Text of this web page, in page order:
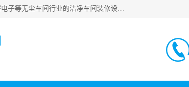
从事各种实验室、手术室、医院、食品、化妆品、制药、医疗器械、光学、半导体、精密电子等无尘车间行业的洁净车间装修设计、净化设备、恒温恒湿空调的设计制作与安装、净化系统工程项目施工及其技术支持服务。